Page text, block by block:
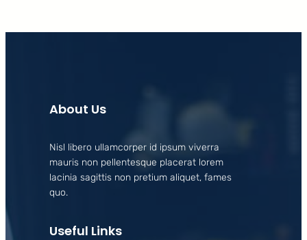
About Us
Nisl libero ullamcorper id ipsum viverra
mauris non pellentesque placerat lorem
lacinia sagittis non pretium aliquet, fames
quo.
Useful Links